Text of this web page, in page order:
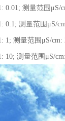
0.01; 测量范围μS/
0.1; 测量范围μS/
1; 测量范围μS/cm:
10; 测量范围μS/